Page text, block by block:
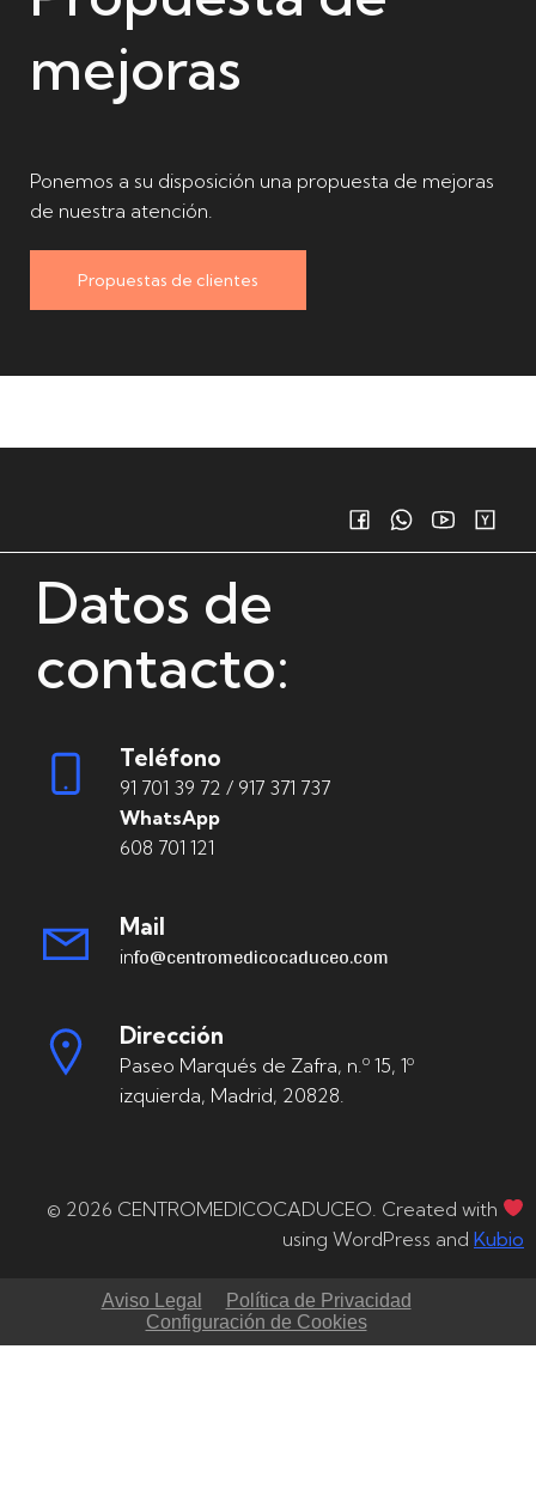
mejoras
Ponemos a su disposición una propuesta de mejoras
de nuestra atención.
Propuestas de clientes
Datos de
contacto:
Teléfono
91 701 39 72 / 917 371 737
WhatsApp
608 701 121
Mail
info@centromedicocaduceo.com
Dirección
Paseo Marqués de Zafra, n.º 15, 1º
izquierda, Madrid, 20828.
© 2026 CENTROMEDICOCADUCEO. Created with
using WordPress and Kubio
Aviso Legal
Política de Privacidad
Configuración de Cookies